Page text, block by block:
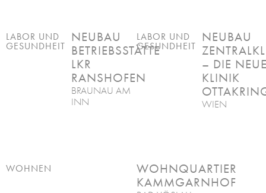
LABOR UND
GESUNDHEIT
NEUBAU
BETRIEBSSTÄTTE
LKR
RANSHOFEN
BRAUNAU AM
INN
LABOR UND
GESUNDHEIT
NEUBAU
– DIE
KLINIK
WIEN
WOHNEN
WOHNQUARTIER
KAMMGARNHOF